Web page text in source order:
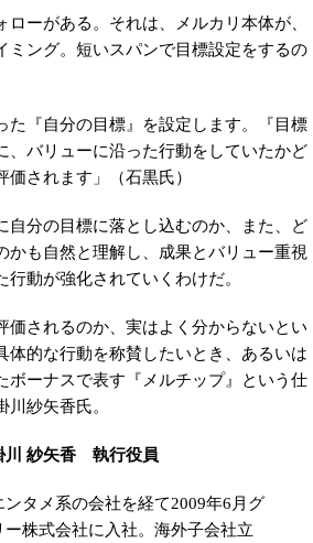
ーがある。それは、メルカリ本体が、
ミング。短いスパンで目標設定をするの
た『自分の目標』を設定します。『目標
、バリューに沿った行動をしていたかど
されます」（石黒氏）
自分の目標に落とし込むのか、また、ど
も自然と理解し、成果とバリュー重視
動が強化されていくわけだ。
価されるのか、実はよく分からないとい
体的な行動を称賛したいとき、あるいは
ボーナスで表す『メルチップ』という仕
紗矢香氏。
川 紗矢香 執行役員
ンタメ系の会社を経て2009年6月グ
ー株式会社に入社。海外子会社立